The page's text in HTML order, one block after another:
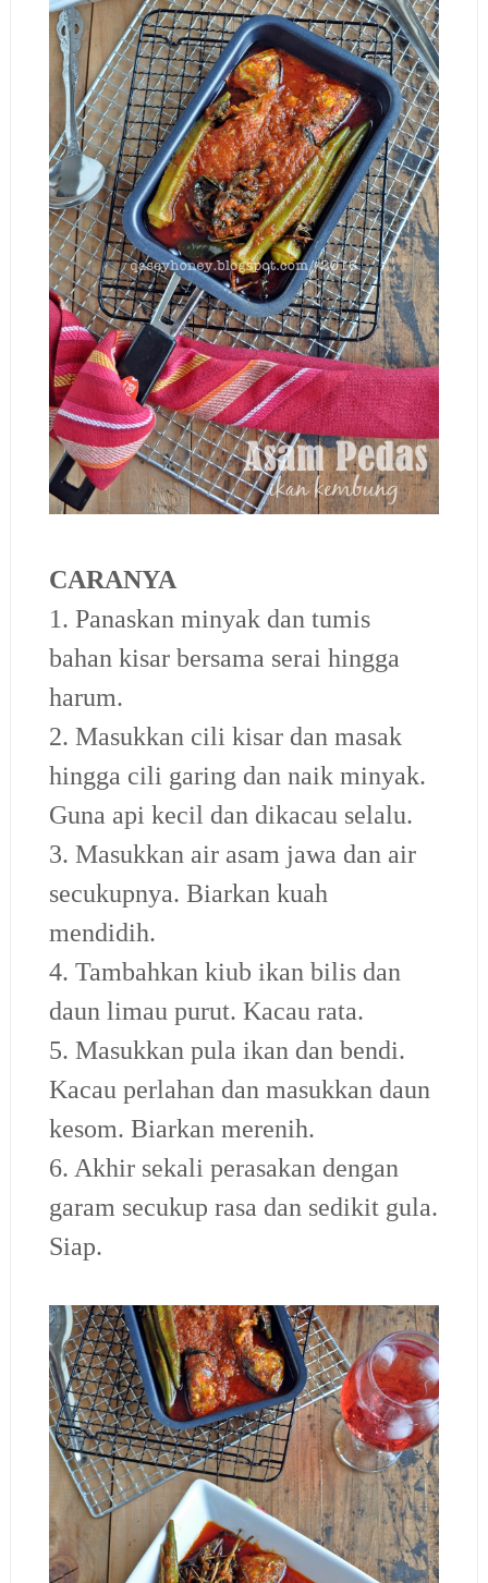
CARANYA
1. Panaskan minyak dan tumis
bahan kisar bersama serai hingga
harum.
2. Masukkan cili kisar dan masak
hingga cili garing dan naik minyak.
Guna api kecil dan dikacau selalu.
3. Masukkan air asam jawa dan air
secukupnya. Biarkan kuah
mendidih.
4. Tambahkan kiub ikan bilis dan
daun limau purut. Kacau rata.
5. Masukkan pula ikan dan bendi.
Kacau perlahan dan masukkan daun
kesom. Biarkan merenih.
6. Akhir sekali perasakan dengan
garam secukup rasa dan sedikit gula.
Siap.